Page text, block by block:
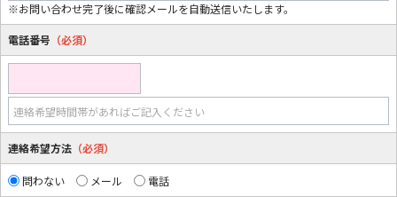
※お問い合わせ完了後に確認メールを自動送信いたします。
電話番号 （必須）
連絡希望時間帯があればご記入ください
連絡希望方法 （必須）
問わない メール 電話